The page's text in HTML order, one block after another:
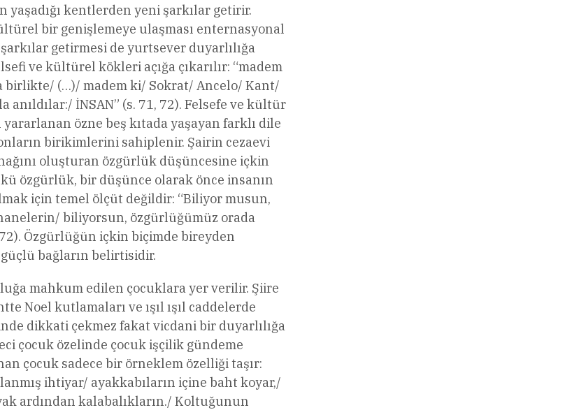
kentlerden yeni şarkılar getirir.
bir genişlemeye ulaşması enternasyonal
getirmesi de yurtsever duyarlılığa
ve kültürel kökleri açığa çıkarılır: “madem
birlikte/ (…)/ madem ki/ Sokrat/ Ancelo/ Kant/
İNSAN” (s. 71, 72). Felsefe ve kültür
özne beş kıtada yaşayan farklı dile
birikimlerini sahiplenir. Şairin cezaevi
oluşturan özgürlük düşüncesine içkin
özgürlük, bir düşünce olarak önce insanın
için temel ölçüt değildir: “Biliyor musun,
biliyorsun, özgürlüğümüz orada
Özgürlüğün içkin biçimde bireyden
bağların belirtisidir.
mahkum edilen çocuklara yer verilir. Şiire
Noel kutlamaları ve ışıl ışıl caddelerde
dikkati çekmez fakat vicdani bir duyarlılığa
çocuk özelinde çocuk işçilik gündeme
çocuk sadece bir örneklem özelliği taşır:
ihtiyar/ ayakkabıların içine baht koyar,/
ardından kalabalıkların./ Koltuğunun